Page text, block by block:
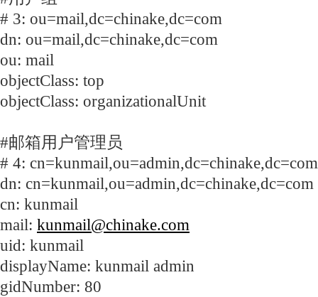
# 3: ou=mail,dc=chinake,dc=com
dn: ou=mail,dc=chinake,dc=com
ou: mail
objectClass: top
objectClass: organizationalUnit
#邮箱用户管理员
# 4: cn=kunmail,ou=admin,dc=chinake,dc=com
dn: cn=kunmail,ou=admin,dc=chinake,dc=com
cn: kunmail
mail: kunmail@chinake.com
uid: kunmail
displayName: kunmail admin
gidNumber: 80